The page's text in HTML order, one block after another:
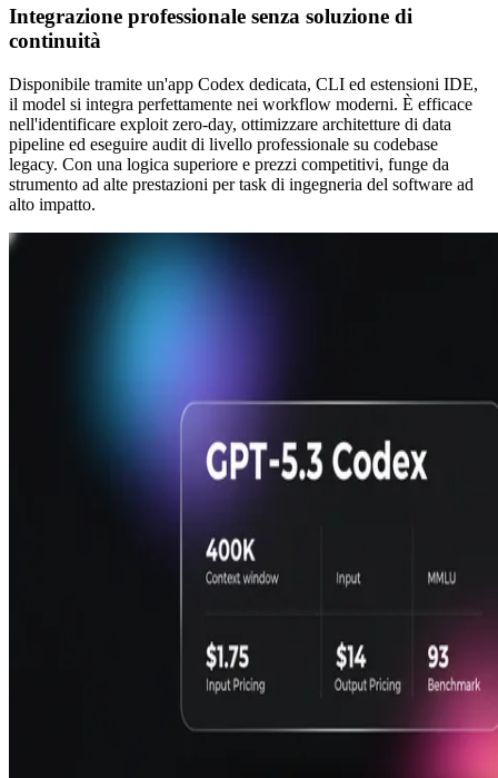
Integrazione professionale senza soluzione di
continuità
Disponibile tramite un'app Codex dedicata, CLI ed estensioni IDE,
il model si integra perfettamente nei workflow moderni. È efficace
nell'identificare exploit zero-day, ottimizzare architetture di data
pipeline ed eseguire audit di livello professionale su codebase
legacy. Con una logica superiore e prezzi competitivi, funge da
strumento ad alte prestazioni per task di ingegneria del software ad
alto impatto.